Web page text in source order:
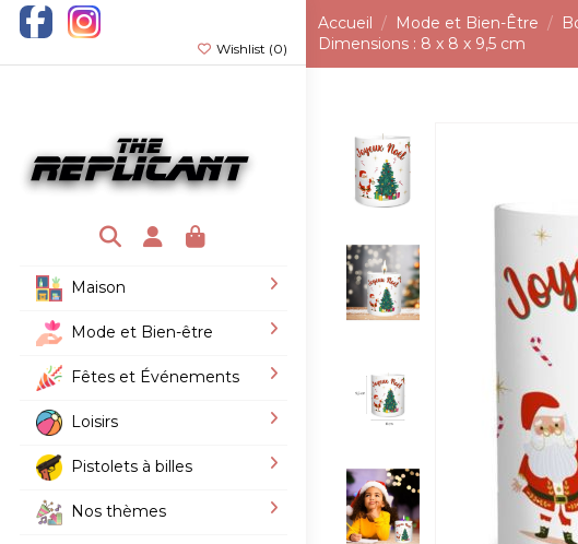
Wishlist (0)
Maison
Mode et Bien-être
Fêtes et Événements
Loisirs
Pistolets à billes
Nos thèmes
Accueil Mode et Bien-Être
Dimensions : 8 x 8 x 9,5 cm